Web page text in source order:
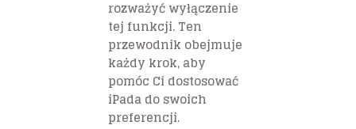
rozważyć wyłączenie
tej funkcji. Ten
przewodnik obejmuje
każdy krok, aby
pomóc Ci dostosować
iPada do swoich
preferencji.